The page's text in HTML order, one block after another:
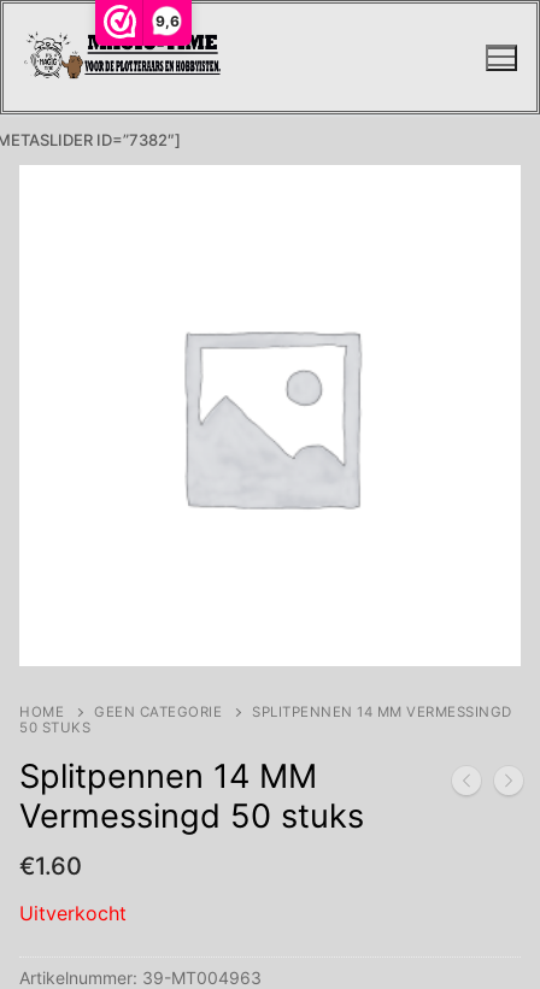
9,6
naar
ID=”7382″]
HOME GEEN CATEGORIE
SPLITPENNEN 14 MM VERMESSINGD
50 STUKS
Splitpennen 14 MM
Vermessingd 50 stuks
€1.60
Uitverkocht
Artikelnummer: 39-MT004963